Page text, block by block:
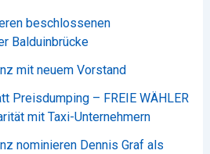
beschlossenen
Balduinbrücke
mit neuem Vorstand
Preisdumping – FREIE WÄHLER
mit Taxi-Unternehmern
nominieren Dennis Graf als